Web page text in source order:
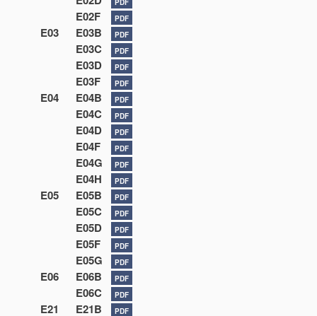
PDF
E02F PDF
E03 E03B PDF
E03C PDF
E03D PDF
E03F PDF
E04 E04B PDF
E04C PDF
E04D PDF
E04F PDF
E04G PDF
E04H PDF
E05 E05B PDF
E05C PDF
E05D PDF
E05F PDF
E05G PDF
E06 E06B PDF
E06C PDF
E21 E21B PDF